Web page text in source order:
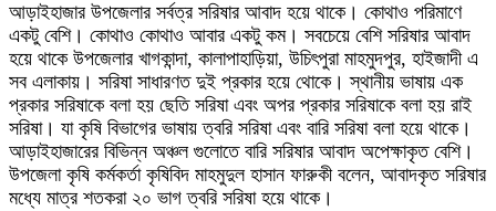
আড়াইহাজার উপজেলার সর্বত্র সরিষার আবাদ হয়ে থাকে। কোথাও পরিমাণে
একটু বেশি। কোথাও কোথাও আবার একটু কম। সবচেয়ে বেশি সরিষার আবাদ
হয়ে থাকে উপজেলার খাগকান্দা, কালাপাহাড়িয়া, উচিৎপুরা মাহমুদপুর, হাইজাদী এ
সব এলাকায়। সরিষা সাধারণত দুই প্রকার হয়ে থোকে। স্থানীয় ভাষায় এক
প্রকার সরিষাকে বলা হয় ছেতি সরিষা এবং অপর প্রকার সরিষাকে বলা হয় রাই
সরিষা। যা কৃষি বিভাগের ভাষায় ত্বরি সরিষা এবং বারি সরিষা বলা হয়ে থাকে।
আড়াইহাজারের বিভিন্ন অঞ্চল গুলোতে বারি সরিষার আবাদ অপেক্ষাকৃত বেশি।
উপজেলা কৃষি কর্মকর্তা কৃষিবিদ মাহমুদুল হাসান ফারুকী বলেন, আবাদকৃত সরিষার
মধ্যে মাত্র শতকরা ২০ ভাগ ত্বরি সরিষা হয়ে থাকে।